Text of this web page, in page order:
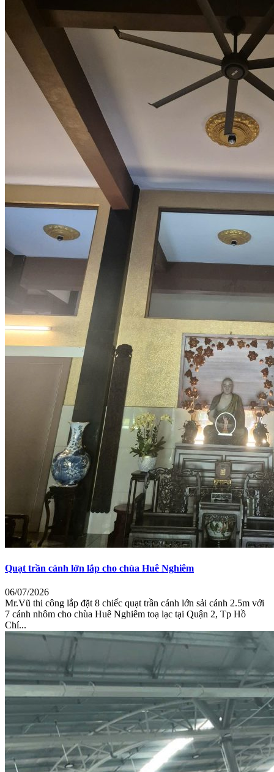
Quạt trần cánh lớn lắp cho chùa Huê Nghiêm
06/07/2026
Mr.Vũ thi công lắp đặt 8 chiếc quạt trần cánh lớn sải cánh 2.5m với
7 cánh nhôm cho chùa Huê Nghiêm toạ lạc tại Quận 2, Tp Hồ
Chí...